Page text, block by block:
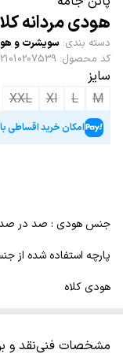
هودی مردانه
دسته بندی: سویشرت و
کد محصول:
سایز
M
L
Xl
XXL
امکان خرید اقساطی
جنس هودی : صد در صد
پارچه استفاده شده از
هودی کلاه
مشخصات فنینقد و